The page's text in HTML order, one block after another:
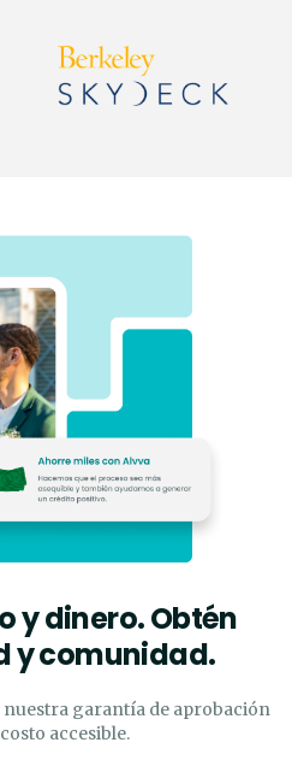
y dinero. Obtén
y comunidad.
garantía de aprobación
accesible.